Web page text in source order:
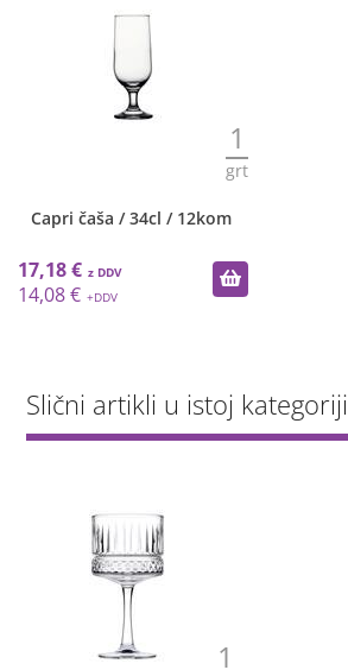
1
grt
Capri čaša / 34cl / 12kom
17,18 €
14,08 €
Slični artikli u istoj kategoriji
1